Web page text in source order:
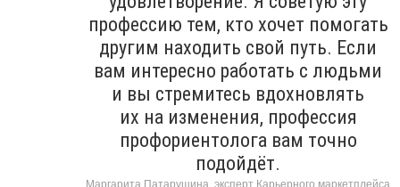
профессию тем, кто хочет помогать
другим находить свой путь. Если
вам интересно работать с людьми
и вы стремитесь вдохновлять
их на изменения, профессия
профориентолога вам точно
подойдёт.
Маргарита Патарушина, эксперт Карьерного маркетплейса